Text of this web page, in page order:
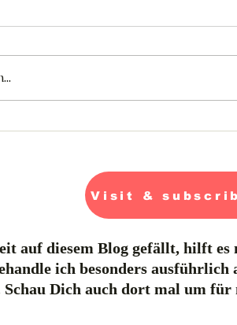
Warum gibt
Visit &
auf diesem Blog gefällt, hilft es
ich besonders
Dich auch dort mal um für